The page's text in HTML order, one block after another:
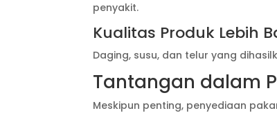
penyakit.
Kualitas Produk Lebih
Daging, susu, dan telur yang
Tantangan dalam
Meskipun penting, penyediaan